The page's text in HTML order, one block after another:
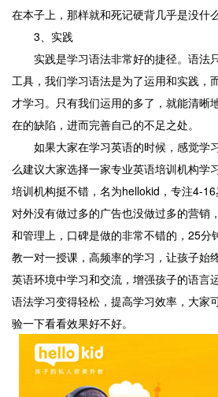
在本子上，那样就和死记硬背几乎是没什
3、实践
实践是学习语法非常好的捷径。语法
工具，我们学习语法是为了运用和实践，
才学习。只有我们运用的多了，就能清晰
在的缺陷，进而完善自己的不足之处。
如果大家在学习英语的时候，感觉学
么建议大家选择一家专业英语培训机构学
培训机构挺不错，名为hellokid，专注4-16
对外没有做过多的广告也没做过多的营销
和管理上，口碑是做的非常不错的，25分
教一对一授课，高频率的学习，让孩子始
英语环境中学习和交流，增强孩子的语言
语法学习变得轻松，提高学习效率，大家
验一下看看效果好不好。